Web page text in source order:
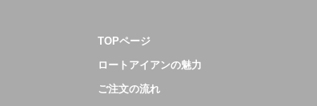
TOPページ
ロートアイアンの魅力
ご注文の流れ